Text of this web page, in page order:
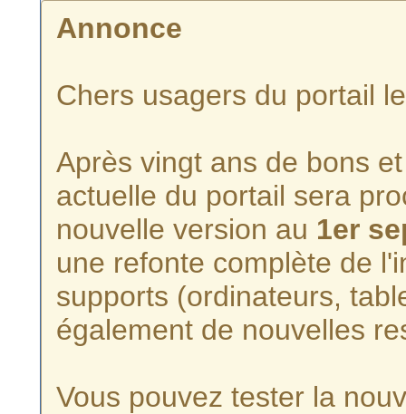
Annonce
Chers usagers du portail
Après vingt ans de bons
actuelle du portail sera
nouvelle version au 1er
une refonte complète de
supports (ordinateurs,
également de nouvelles
Vous pouvez tester la